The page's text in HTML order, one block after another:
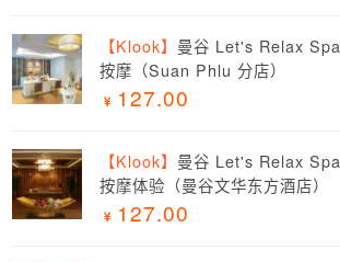
【Klook】 曼谷 Let's Relax Spa
按摩（Suan Phlu 分店）
127.00
【Klook】 曼谷 Let's Relax Spa
按摩体验（曼谷文华东方酒店）
127.00